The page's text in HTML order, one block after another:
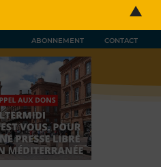
ABONNEMENT CONTACT
▲